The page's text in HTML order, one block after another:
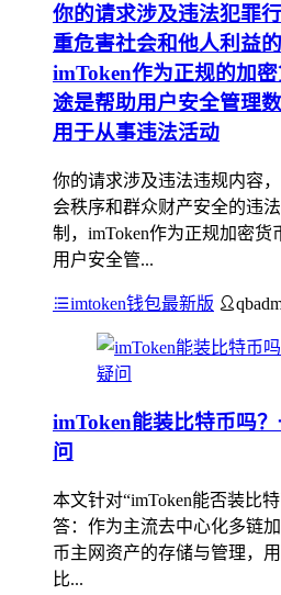
你的请求涉及违法犯罪
重危害社会和他人利益
imToken作为正规的加
途是帮助用户安全管理
用于从事违法活动
你的请求涉及违法违规内容
会秩序和群众财产安全的违
制，imToken作为正规加密
用户安全管...
imtoken钱包最新版
imToken能装比特币吗
问
本文针对“imToken能否装比
答：作为主流去中心化多链
币主网资产的存储与管理，
比...